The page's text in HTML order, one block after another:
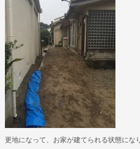
更地になって、お家が建てられる状態にな